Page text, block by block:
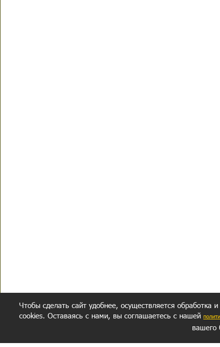
Чтобы сделать сайт удобнее, осуществляется обработка
cookies. Оставаясь с нами, вы соглашаетесь с нашей
вашего